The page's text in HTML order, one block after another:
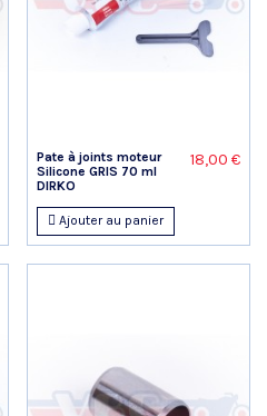
Pate à joints moteur
Silicone GRIS 70 ml
DIRKO
18,00 €
Ajouter au panier